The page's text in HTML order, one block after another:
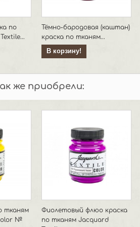
по
Тёмно-бародовая (каштан)
краска по тканям...
В корзину!
же приобрели:
тканям
№
Фиолетовый флюо краска
по тканям Jacquard